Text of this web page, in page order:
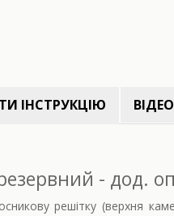
ІНСТРУКЦІЮ ВІДЕО
- дод.
решітку (верхня